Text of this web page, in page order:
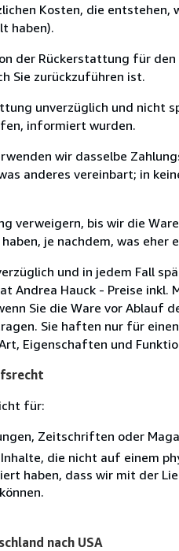
Kosten, die
haben).
der Rückerstattung für
Sie zurückzuführen ist.
unverzüglich und nicht
informiert wurden.
wir dasselbe
anderes vereinbart; in
verweigern, bis wir die
je nachdem, was eher
und in jedem Fall
Andrea Hauck - Preise inkl.
Sie die Ware vor Ablauf
Sie haften nur für
Eigenschaften und
für:
Zeitschriften oder
die nicht auf einem
haben, dass wir mit der
nach USA